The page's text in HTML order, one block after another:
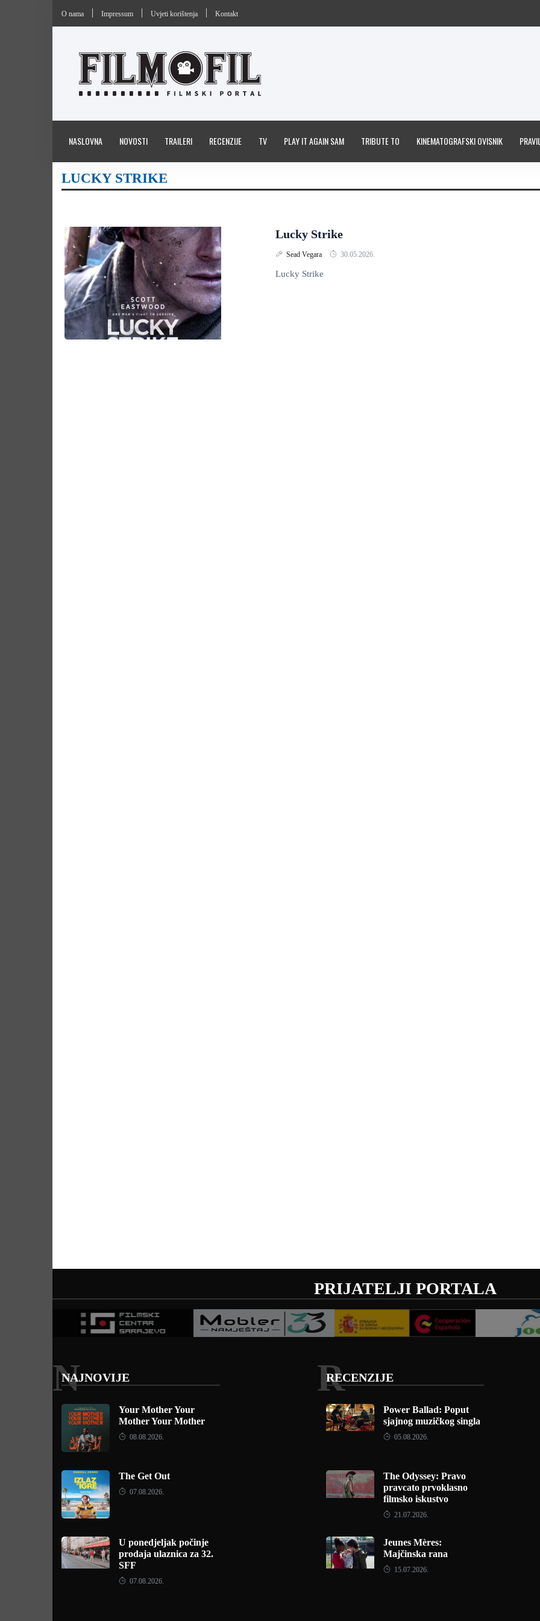
O nama Impressum Uvjeti korištenja Kontakt
NASLOVNA NOVOSTI TRAILERI RECENZIJE TV PLAY IT AGAIN SAM TRIBUTE TO KINEMATOGRAFSKI OVISNIK
LUCKY STRIKE
Lucky Strike
Sead Vegara 30.05.2026.
Lucky Strike
PRIJATELJI PORTALA
NAJNOVIJE
N
Your Mother Your
Mother Your Mother
08.08.2026.
The Get Out
07.08.2026.
U ponedjeljak počinje
prodaja ulaznica za 32.
SFF
07.08.2026.
RECENZIJE
R
Power Ballad: Poput
sjajnog muzičkog singla
05.08.2026.
The Odyssey: Pravo
pravcato prvoklasno
filmsko iskustvo
21.07.2026.
Jeunes Mères:
Majčinska rana
15.07.2026.